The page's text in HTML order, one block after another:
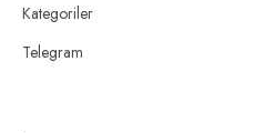
Kategoriler
Telegram